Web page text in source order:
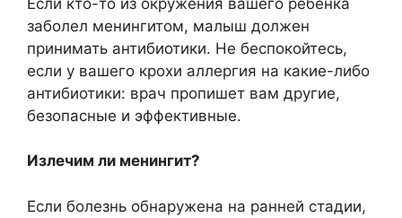
заболел менингитом, малыш должен
принимать антибиотики. Не беспокойтесь,
если у вашего крохи аллергия на какие-либо
антибиотики: врач пропишет вам другие,
безопасные и эффективные.
Излечим ли менингит?
Если болезнь обнаружена на ранней стадии,